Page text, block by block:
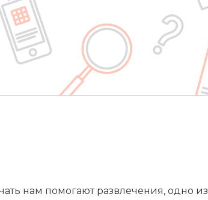
нам помогают развлечения, одно из